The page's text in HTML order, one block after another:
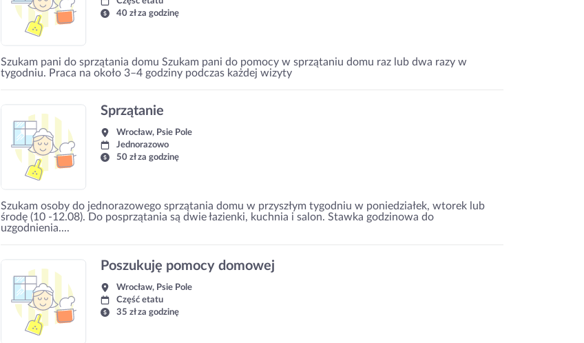
40 zł za godzinę
Szukam pani do sprzątania domu Szukam pani do pomocy w sprzątaniu domu raz lub dwa razy w
tygodniu. Praca na około 3–4 godziny podczas każdej wizyty
Sprzątanie
Wrocław, Psie Pole
Jednorazowo
50 zł za godzinę
Szukam osoby do jednorazowego sprzątania domu w przyszłym tygodniu w poniedziałek, wtorek lub
środę (10 -12.08). Do posprzątania są dwie łazienki, kuchnia i salon. Stawka godzinowa do
uzgodnienia....
Poszukuję pomocy domowej
Wrocław, Psie Pole
Część etatu
35 zł za godzinę